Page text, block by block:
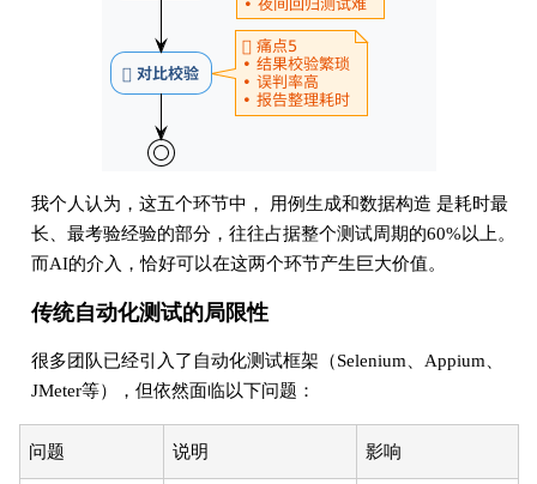
我个人认为，这五个环节中， 用例生成和数据构造 是耗时最
长、最考验经验的部分，往往占据整个测试周期的60%以上。
而AI的介入，恰好可以在这两个环节产生巨大价值。
传统自动化测试的局限性
很多团队已经引入了自动化测试框架（Selenium、Appium、
JMeter等），但依然面临以下问题：
问题 说明 影响